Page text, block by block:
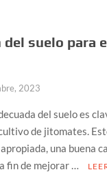
del suelo para
2023
del suelo es
de jitomates.
una buena
fin de mejorar …